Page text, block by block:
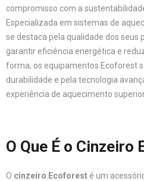
compromisso com a
Especializada em sistemas de
se destaca pela qualidade dos seus
garantir eficiência energética e
forma, os equipamentos Ecoforest
durabilidade e pela tecnologia
experiência de aquecimento
O Que É o Cinzeiro
O cinzeiro Ecoforest é um